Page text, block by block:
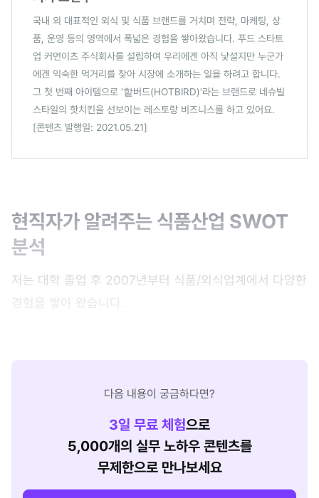
국내 외 대표적인 외식 및 식품 브랜드를 거치며 전략, 마케팅, 상
품, 운영 등의 영역에서 폭넓은 경험을 쌓아왔습니다. 푸드 스타트
업 커먼이츠 주식회사를 설립하여 우리에겐 아직 낯설지만 누군가
에겐 익숙한 먹거리를 찾아 시장에 소개하는 일을 하려고 합니다.
그 첫 번째 아이템으로 '핱버드(HOTBIRD)'라는 브랜드로 네슈빌
스타일의 핫치킨을 선보이는 레스토랑 비즈니스를 하고 있어요.
[콘텐츠 발행일: 2021.05.21]
현직자가 알려주는 식품산업 SWOT
분석
저는 대학 졸업 후 2007년부터 식품/외식업계에서 다양한
경험을 쌓아 왔습니다.
다음 내용이 궁금하다면?
3일 무료 체험으로
5,000개의 실무 노하우 콘텐츠를
무제한으로 만나보세요